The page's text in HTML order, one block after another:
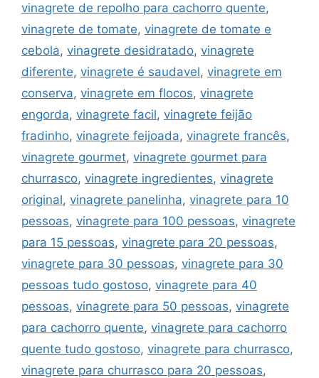
vinagrete de repolho para cachorro quente,
vinagrete de tomate, vinagrete de tomate e
cebola, vinagrete desidratado, vinagrete
diferente, vinagrete é saudavel, vinagrete em
conserva, vinagrete em flocos, vinagrete
engorda, vinagrete facil, vinagrete feijão
fradinho, vinagrete feijoada, vinagrete francês,
vinagrete gourmet, vinagrete gourmet para
churrasco, vinagrete ingredientes, vinagrete
original, vinagrete panelinha, vinagrete para 10
pessoas, vinagrete para 100 pessoas, vinagrete
para 15 pessoas, vinagrete para 20 pessoas,
vinagrete para 30 pessoas, vinagrete para 30
pessoas tudo gostoso, vinagrete para 40
pessoas, vinagrete para 50 pessoas, vinagrete
para cachorro quente, vinagrete para cachorro
quente tudo gostoso, vinagrete para churrasco,
vinagrete para churrasco para 20 pessoas,